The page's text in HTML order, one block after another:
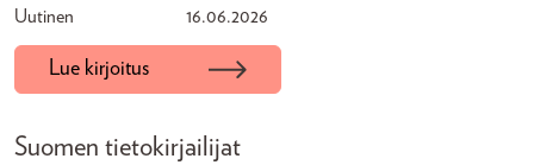
Uutinen 16.06.2026
Lue kirjoitus
Suomen tietokirjailijat